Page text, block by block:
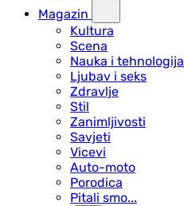
Magazin
Kultura
Scena
Nauka i tehnologija
Ljubav i seks
Zdravlje
Stil
Zanimljivosti
Savjeti
Vicevi
Auto-moto
Porodica
Pitali smo...